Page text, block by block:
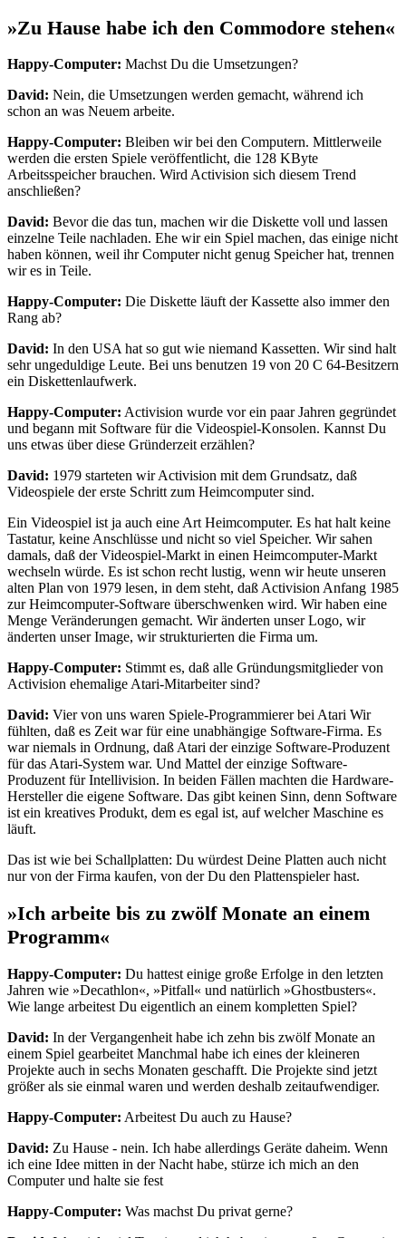
»Zu Hause habe ich den Commodore stehen«
Happy-Computer: Machst Du die Umsetzungen?
David: Nein, die Umsetzungen werden gemacht, während ich
schon an was Neuem arbeite.
Happy-Computer: Bleiben wir bei den Computern. Mittlerweile
werden die ersten Spiele veröffentlicht, die 128 KByte
Arbeitsspeicher brauchen. Wird Activision sich diesem Trend
anschließen?
David: Bevor die das tun, machen wir die Diskette voll und lassen
einzelne Teile nachladen. Ehe wir ein Spiel machen, das einige nicht
haben können, weil ihr Computer nicht genug Speicher hat, trennen
wir es in Teile.
Happy-Computer: Die Diskette läuft der Kassette also immer den
Rang ab?
David: In den USA hat so gut wie niemand Kassetten. Wir sind halt
sehr ungeduldige Leute. Bei uns benutzen 19 von 20 C 64-Besitzern
ein Diskettenlaufwerk.
Happy-Computer: Activision wurde vor ein paar Jahren gegründet
und begann mit Software für die Videospiel-Konsolen. Kannst Du
uns etwas über diese Gründerzeit erzählen?
David: 1979 starteten wir Activision mit dem Grundsatz, daß
Videospiele der erste Schritt zum Heimcomputer sind.
Ein Videospiel ist ja auch eine Art Heimcomputer. Es hat halt keine
Tastatur, keine Anschlüsse und nicht so viel Speicher. Wir sahen
damals, daß der Videospiel-Markt in einen Heimcomputer-Markt
wechseln würde. Es ist schon recht lustig, wenn wir heute unseren
alten Plan von 1979 lesen, in dem steht, daß Activision Anfang 1985
zur Heimcomputer-Software überschwenken wird. Wir haben eine
Menge Veränderungen gemacht. Wir änderten unser Logo, wir
änderten unser Image, wir strukturierten die Firma um.
Happy-Computer: Stimmt es, daß alle Gründungsmitglieder von
Activision ehemalige Atari-Mitarbeiter sind?
David: Vier von uns waren Spiele-Programmierer bei Atari Wir
fühlten, daß es Zeit war für eine unabhängige Software-Firma. Es
war niemals in Ordnung, daß Atari der einzige Software-Produzent
für das Atari-System war. Und Mattel der einzige Software-
Produzent für Intellivision. In beiden Fällen machten die Hardware-
Hersteller die eigene Software. Das gibt keinen Sinn, denn Software
ist ein kreatives Produkt, dem es egal ist, auf welcher Maschine es
läuft.
Das ist wie bei Schallplatten: Du würdest Deine Platten auch nicht
nur von der Firma kaufen, von der Du den Plattenspieler hast.
»Ich arbeite bis zu zwölf Monate an einem
Programm«
Happy-Computer: Du hattest einige große Erfolge in den letzten
Jahren wie »Decathlon«, »Pitfall« und natürlich »Ghostbusters«.
Wie lange arbeitest Du eigentlich an einem kompletten Spiel?
David: In der Vergangenheit habe ich zehn bis zwölf Monate an
einem Spiel gearbeitet Manchmal habe ich eines der kleineren
Projekte auch in sechs Monaten geschafft. Die Projekte sind jetzt
größer als sie einmal waren und werden deshalb zeitaufwendiger.
Happy-Computer: Arbeitest Du auch zu Hause?
David: Zu Hause - nein. Ich habe allerdings Geräte daheim. Wenn
ich eine Idee mitten in der Nacht habe, stürze ich mich an den
Computer und halte sie fest
Happy-Computer: Was machst Du privat gerne?